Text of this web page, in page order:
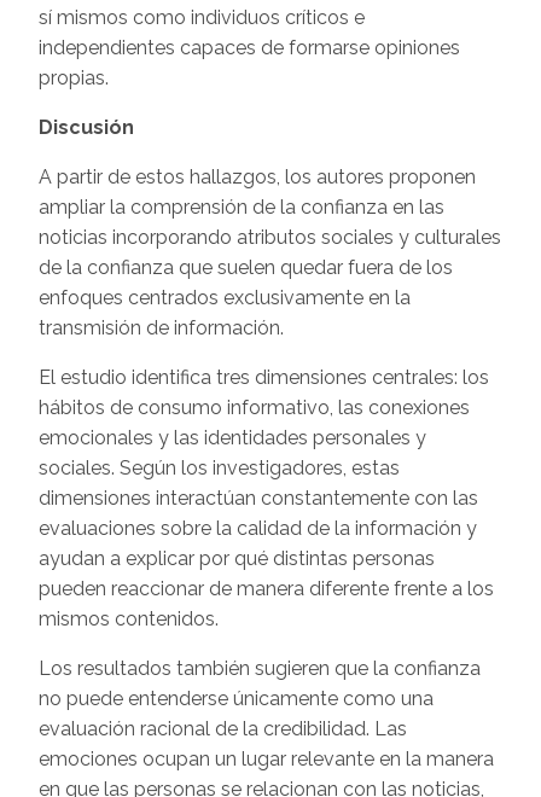
sí mismos como individuos críticos e
independientes capaces de formarse opiniones
propias.
Discusión
A partir de estos hallazgos, los autores proponen
ampliar la comprensión de la confianza en las
noticias incorporando atributos sociales y culturales
de la confianza que suelen quedar fuera de los
enfoques centrados exclusivamente en la
transmisión de información.
El estudio identifica tres dimensiones centrales: los
hábitos de consumo informativo, las conexiones
emocionales y las identidades personales y
sociales. Según los investigadores, estas
dimensiones interactúan constantemente con las
evaluaciones sobre la calidad de la información y
ayudan a explicar por qué distintas personas
pueden reaccionar de manera diferente frente a los
mismos contenidos.
Los resultados también sugieren que la confianza
no puede entenderse únicamente como una
evaluación racional de la credibilidad. Las
emociones ocupan un lugar relevante en la manera
en que las personas se relacionan con las noticias,